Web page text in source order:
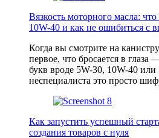
Вязкость моторного масла:
10W-40 и как не ошибиться с
Когда вы смотрите на
первое, что бросается в глаза
букв вроде 5W-30, 10W-40
неспециалиста это просто
Как запустить успешный
создания товаров с нуля